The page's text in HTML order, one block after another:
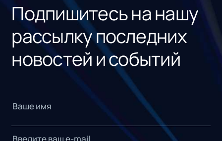
Подпишитесь на нашу
рассылку последних
новостей и событий